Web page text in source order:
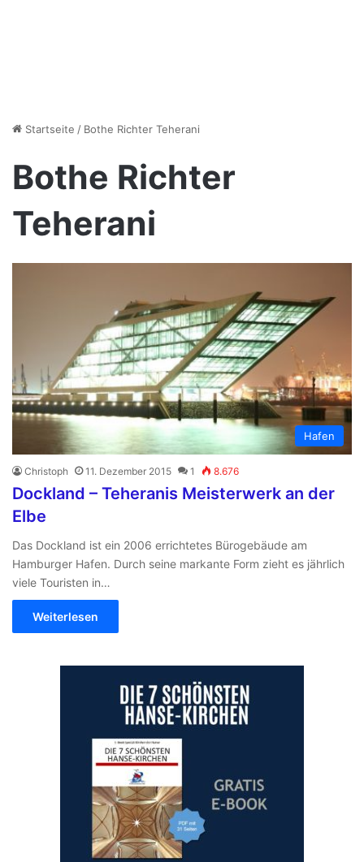
Startseite / Bothe Richter Teherani
Bothe Richter
Teherani
Hafen
Christoph 11. Dezember 2015 1 8.676
Dockland – Teheranis Meisterwerk an der
Elbe
Das Dockland ist ein 2006 errichtetes Bürogebäude am
Hamburger Hafen. Durch seine markante Form zieht es jährlich
viele Touristen in…
Weiterlesen